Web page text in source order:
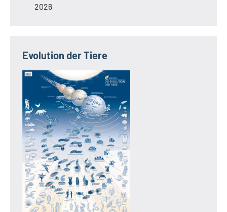
2026
Evolution der Tiere